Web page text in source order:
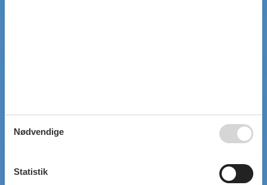
Nødvendige
Statistik